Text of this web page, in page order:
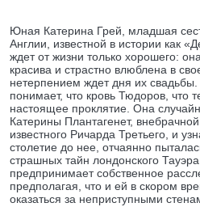
Юная Катерина Грей, младшая
Англии, известной в истории как
ждет от жизни только хорошего:
красива и страстно влюблена в
нетерпением ждет дня их
понимает, что кровь Тюдоров, что
настоящее проклятие. Она
Катерины Плантагенет,
известного Ричарда Третьего, и
столетие до нее, отчаянно
страшных тайн лондонского
предпринимает собственное
предполагая, что и ей в скором
оказаться за неприступными